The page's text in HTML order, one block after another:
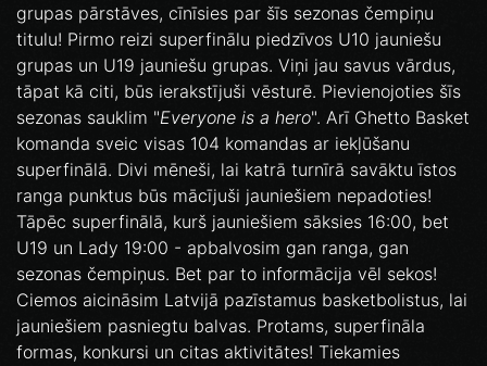
grupas pārstāves, cīnīsies par šīs sezonas čempiņu
titulu! Pirmo reizi superfinālu piedzīvos U10 jauniešu
grupas un U19 jauniešu grupas. Viņi jau savus vārdus,
tāpat kā citi, būs ierakstījuši vēsturē. Pievienojoties šīs
sezonas sauklim "Everyone is a hero". Arī Ghetto Basket
komanda sveic visas 104 komandas ar iekļūšanu
superfinālā. Divi mēneši, lai katrā turnīrā savāktu īstos
ranga punktus būs mācījuši jauniešiem nepadoties!
Tāpēc superfinālā, kurš jauniešiem sāksies 16:00, bet
U19 un Lady 19:00 - apbalvosim gan ranga, gan
sezonas čempiņus. Bet par to informācija vēl sekos!
Ciemos aicināsim Latvijā pazīstamus basketbolistus, lai
jauniešiem pasniegtu balvas. Protams, superfināla
formas, konkursi un citas aktivitātes! Tiekamies